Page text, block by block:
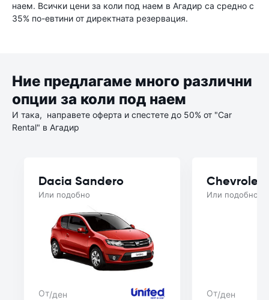
наем. Всички цени за коли под наем в Агадир са средно с
35% по-евтини от директната резервация.
Ние предлагаме много различни
опции за коли под наем
И така, направете оферта и спестете до 50% от "Car
Rental" в Агадир
Dacia Sandero
Или подобно
От/ден
Chevrolet
Или подобно
От/ден